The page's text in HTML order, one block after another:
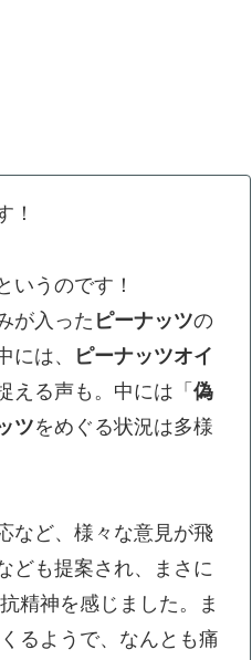
！
いうのです！
が入った ピーナッツの
は、
ピーナッツオイ
える声も。中には「 偽
ツをめぐる状況は多様
など、様々な意見が飛
ども提案され、まさに
精神を感じました。ま
るようで、なんとも痛